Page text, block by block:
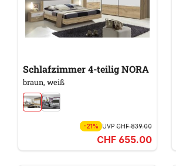
Schlafzimmer 4-teilig NORA
braun, weiß
-21% UVPCHF 839.00
CHF 655.00